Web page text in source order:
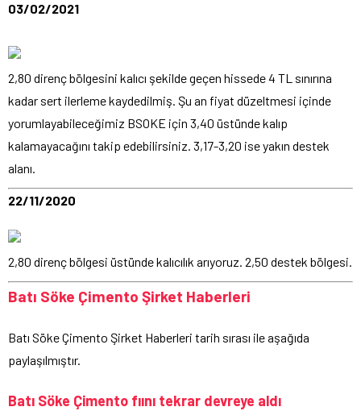
03/02/2021
2,80 direnç bölgesini kalıcı şekilde geçen hissede 4 TL sınırına
kadar sert ilerleme kaydedilmiş. Şu an fiyat düzeltmesi içinde
yorumlayabileceğimiz BSOKE için 3,40 üstünde kalıp
kalamayacağını takip edebilirsiniz. 3,17-3,20 ise yakın destek
alanı.
22/11/2020
2,80 direnç bölgesi üstünde kalıcılık arıyoruz. 2,50 destek bölgesi.
Batı Söke Çimento Şirket Haberleri
Batı Söke Çimento Şirket Haberleri tarih sırası ile aşağıda
paylaşılmıştır.
Batı Söke Çimento fıını tekrar devreye aldı